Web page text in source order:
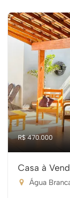
R$ 470.000
Casa à
Água